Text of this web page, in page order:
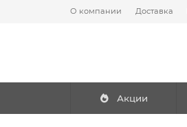
О компании Доставка
Акции